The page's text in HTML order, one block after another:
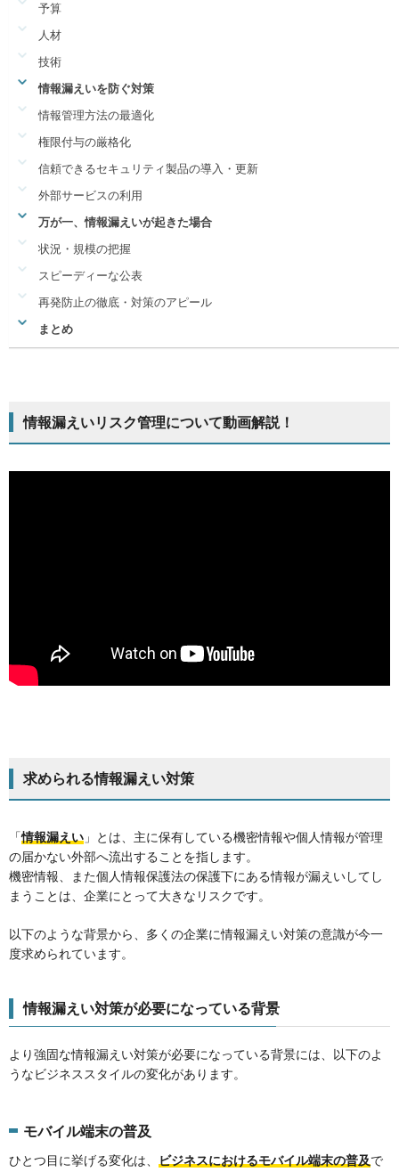
予算
人材
技術
情報漏えいを防ぐ対策
情報管理方法の最適化
権限付与の厳格化
信頼できるセキュリティ製品の導入・更新
外部サービスの利用
万が一、情報漏えいが起きた場合
状況・規模の把握
スピーディーな公表
再発防止の徹底・対策のアピール
まとめ
情報漏えいリスク管理について動画解説！
求められる情報漏えい対策
「情報漏えい 」とは、主に保有している機密情報や個人情報が管理
の届かない外部へ流出することを指します。
機密情報、また個人情報保護法の保護下にある情報が漏えいしてし
まうことは、企業にとって大きなリスクです。
以下のような背景から、多くの企業に情報漏えい対策の意識が今一
度求められています。
情報漏えい対策が必要になっている背景
より強固な情報漏えい対策が必要になっている背景には、以下のよ
うなビジネススタイルの変化があります。
モバイル端末の普及
ひとつ目に挙げる変化は、 ビジネスにおけるモバイル端末の普及で